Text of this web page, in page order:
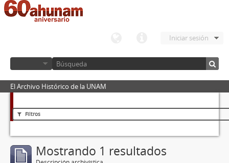
Iniciar sesión
El Archivo Histórico de la UNAM
Filtros
Mostrando 1 resultados